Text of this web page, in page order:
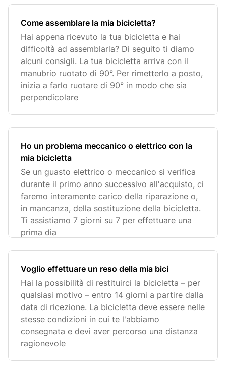
Come assemblare la mia bicicletta?
Hai appena ricevuto la tua bicicletta e hai
difficoltà ad assemblarla? Di seguito ti diamo
alcuni consigli. La tua bicicletta arriva con il
manubrio ruotato di 90°. Per rimetterlo a posto,
inizia a farlo ruotare di 90° in modo che sia
perpendicolare
Ho un problema meccanico o elettrico con la
mia bicicletta
Se un guasto elettrico o meccanico si verifica
durante il primo anno successivo all'acquisto, ci
faremo interamente carico della riparazione o,
in mancanza, della sostituzione della bicicletta.
Ti assistiamo 7 giorni su 7 per effettuare una
prima dia
Voglio effettuare un reso della mia bici
Hai la possibilità di restituirci la bicicletta – per
qualsiasi motivo – entro 14 giorni a partire dalla
data di ricezione. La bicicletta deve essere nelle
stesse condizioni in cui te l'abbiamo
consegnata e devi aver percorso una distanza
ragionevole